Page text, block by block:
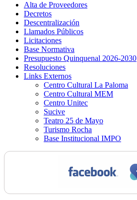
Alta de Proveedores
Decretos
Descentralización
Llamados Públicos
Licitaciones
Base Normativa
Presupuesto Quinquenal 2026-2030
Resoluciones
Links Externos
Centro Cultural La Paloma
Centro Cultural MEM
Centro Unitec
Sucive
Teatro 25 de Mayo
Turismo Rocha
Base Institucional IMPO